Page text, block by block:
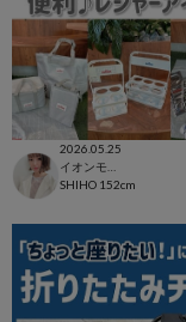
2026.05.25
SHIHO 152cm